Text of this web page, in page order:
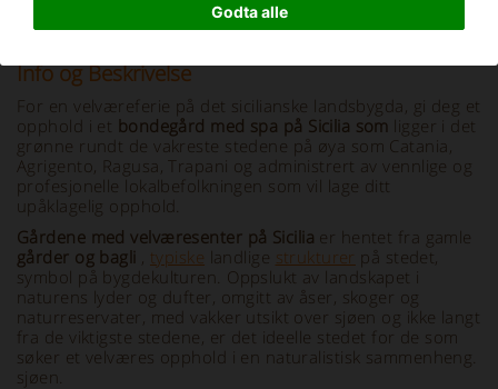
Godta alle
Info og Beskrivelse
For en velværeferie på det sicilianske landsbygda, gi deg et
opphold i et bondegård med spa på Sicilia som ligger i det
grønne rundt de vakreste stedene på øya som Catania,
Agrigento, Ragusa, Trapani og administrert av vennlige og
profesjonelle lokalbefolkningen som vil lage ditt
upåklagelig opphold.
Gårdene med velværesenter på Sicilia er hentet fra gamle
gårder og bagli , typiske landlige strukturer på stedet,
symbol på bygdekulturen. Oppslukt av landskapet i
naturens lyder og dufter, omgitt av åser, skoger og
naturreservater, med vakker utsikt over sjøen og ikke langt
fra de viktigste stedene, er det ideelle stedet for de som
søker et velværes opphold i en naturalistisk sammenheng.
sjøen.